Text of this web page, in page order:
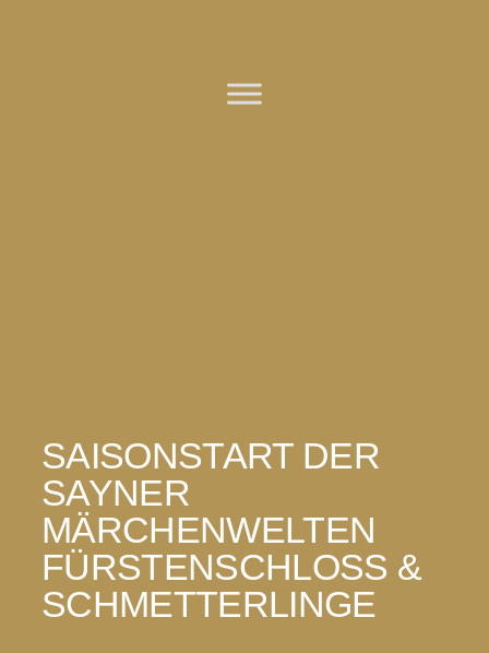
SAISONSTART DER
SAYNER
MÄRCHENWELTEN
FÜRSTENSCHLOSS &
SCHMETTERLINGE